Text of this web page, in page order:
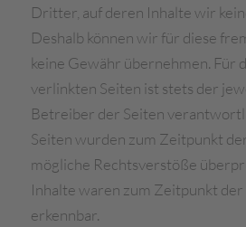
Dritter, auf deren Inhalte wir
Deshalb können wir für diese
keine Gewähr übernehmen. Für
verlinkten Seiten ist stets der
Betreiber der Seiten
Seiten wurden zum Zeitpunkt
mögliche Rechtsverstöße
Inhalte waren zum Zeitpunkt
erkennbar.